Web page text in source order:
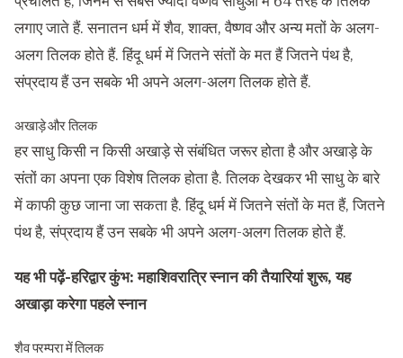
लगाए जाते हैं. सनातन धर्म में शैव, शाक्त, वैष्णव और अन्य मतों के अलग-
अलग तिलक होते हैं. हिंदू धर्म में जितने संतों के मत हैं जितने पंथ है,
संप्रदाय हैं उन सबके भी अपने अलग-अलग तिलक होते हैं.
अखाड़े और तिलक
हर साधु किसी न किसी अखाड़े से संबंधित जरूर होता है और अखाड़े के
संतों का अपना एक विशेष तिलक होता है. तिलक देखकर भी साधु के बारे
में काफी कुछ जाना जा सकता है. हिंदू धर्म में जितने संतों के मत हैं, जितने
पंथ है, संप्रदाय हैं उन सबके भी अपने अलग-अलग तिलक होते हैं.
यह भी पढ़ें-हरिद्वार कुंभ: महाशिवरात्रि स्नान की तैयारियां शुरू, यह
अखाड़ा करेगा पहले स्नान
शैव परम्परा में तिलक